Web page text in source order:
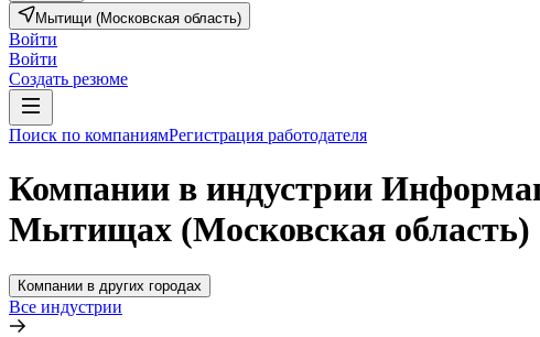
Мытищи (Московская область)
Войти
Войти
Создать резюме
Поиск по компаниямРегистрация работодателя
Компании в индустрии
Мытищах (Московская область)
Компании в других городах
Все индустрии